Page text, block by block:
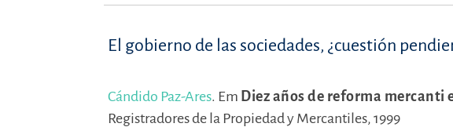
El gobierno de las sociedades, ¿cuestión
Cándido Paz-Ares. Em Diez años de reforma mercanti
Registradores de la Propiedad y Mercantiles, 1999